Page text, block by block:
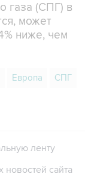
газа (СПГ) в
может
ниже, чем
Европа СПГ
ленту
новостей сайта